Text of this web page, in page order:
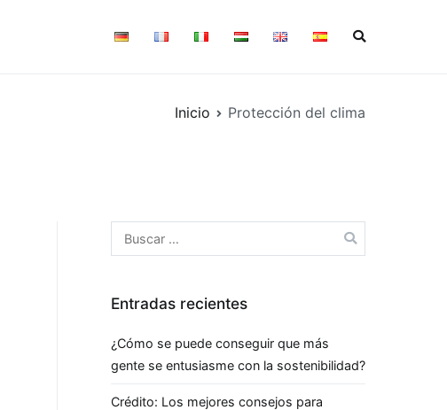
Inicio Protección del clima
Buscar:
Entradas recientes
¿Cómo se puede conseguir que más
gente se entusiasme con la sostenibilidad?
Crédito: Los mejores consejos para